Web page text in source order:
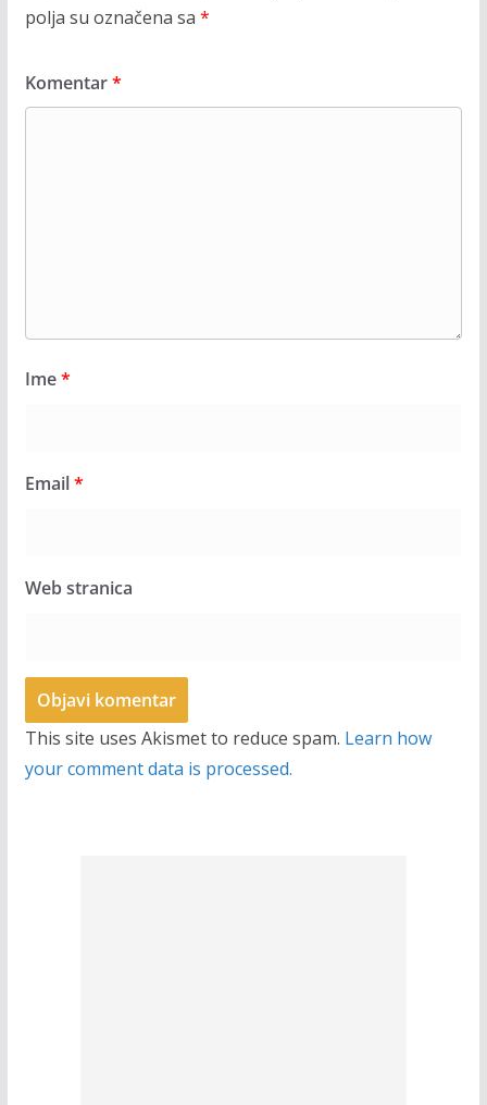
polja su označena sa *
Komentar*
Ime*
Email*
Web stranica
This site uses Akismet to reduce spam. Learn how
your comment data is processed.